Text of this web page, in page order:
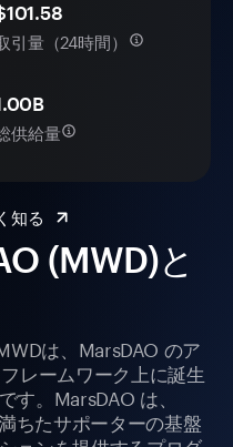
(MWD)と
は、MarsDAO のア
レームワーク上に誕生
す。MarsDAO は、
ちたサポーターの基盤
引量（24時間）
供給量
知る